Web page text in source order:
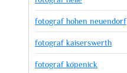
fotograf hohen neuendorf
fotograf kaiserswerth
fotograf köpenick